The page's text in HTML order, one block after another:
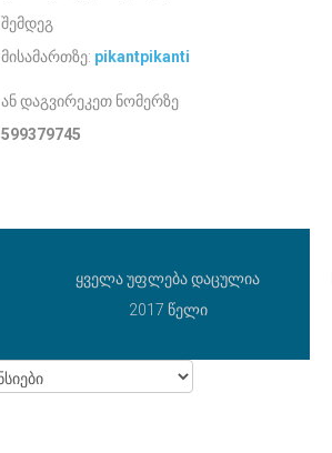
შემდეგ
მისამართზე: pikantpikanti@gmail.com
ან დაგვირეკეთ ნომერზე
599379745
ყველა უფლება დაცულია
2017 წელი